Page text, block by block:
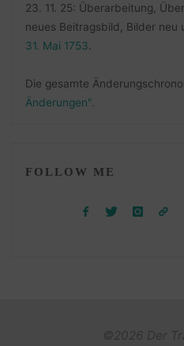
23. 11. 25: Überarbeitung,
neues Beitragsbild, Bilder neu
31. Mai 1753
Die gesamte
Änderungen".
FOLLOW ME
©2026 Der